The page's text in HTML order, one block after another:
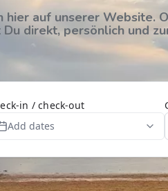
auf unserer Website.
direkt, persönlich und
in / check-out
Add dates